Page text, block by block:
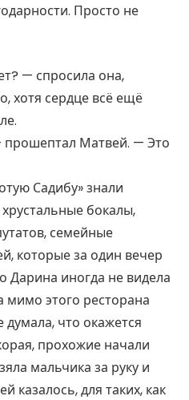
Просто не
— спросила она,
хотя сердце всё ещё
прошептал Матвей. — Это
Садибу» знали
бокалы,
семейные
которые за один вечер
Дарина иногда не видела
мимо этого ресторана
думала, что окажется
прохожие начали
мальчика за руку и
казалось, для таких, как